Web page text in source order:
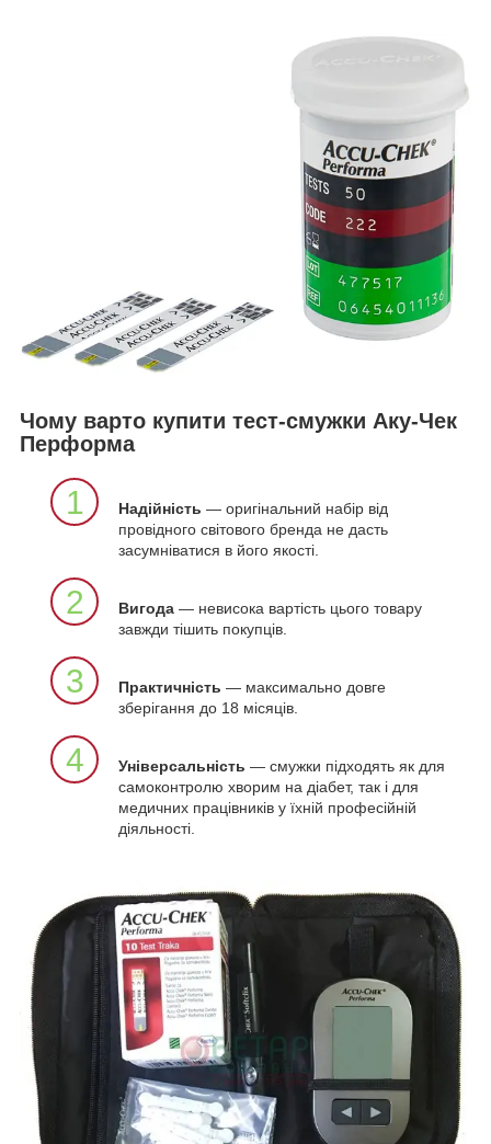
Чому варто купити тест-смужки Аку-Чек
Перформа
1 Надійність — оригінальний набір від
провідного світового бренда не дасть
засумніватися в його якості.
2 Вигода — невисока вартість цього товару
завжди тішить покупців.
3 Практичність — максимально довге
зберігання до 18 місяців.
4 Універсальність — смужки підходять як для
самоконтролю хворим на діабет, так і для
медичних працівників у їхній професійній
діяльності.